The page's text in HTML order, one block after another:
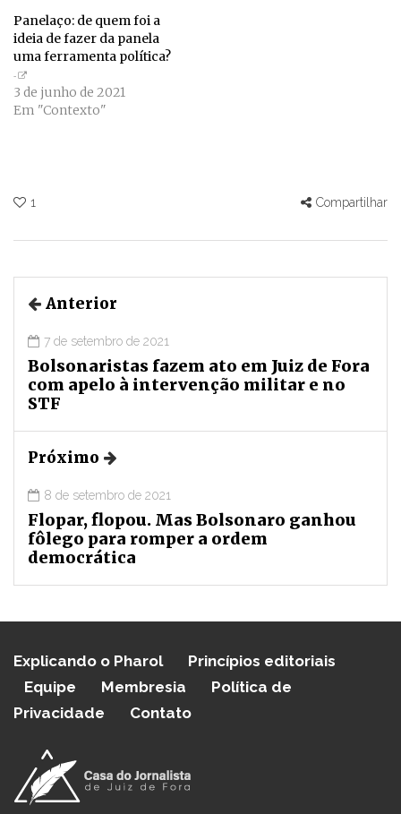
Panelaço: de quem foi a
ideia de fazer da panela
uma ferramenta política?
3 de junho de 2021
Em "Contexto"
1 Compartilhar
Anterior
7 de setembro de 2021
Bolsonaristas fazem ato em Juiz de Fora
com apelo à intervenção militar e no
STF
Próximo
8 de setembro de 2021
Flopar, flopou. Mas Bolsonaro ganhou
fôlego para romper a ordem
democrática
Explicando o Pharol
Princípios editoriais
Equipe
Membresia
Política de
Privacidade
Contato